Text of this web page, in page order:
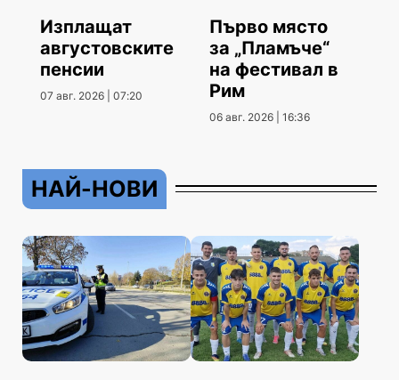
Изплащат
августовските
пенсии
07 авг. 2026 | 07:20
Първо място
за „Пламъче“
на фестивал в
Рим
06 авг. 2026 | 16:36
НАЙ-НОВИ